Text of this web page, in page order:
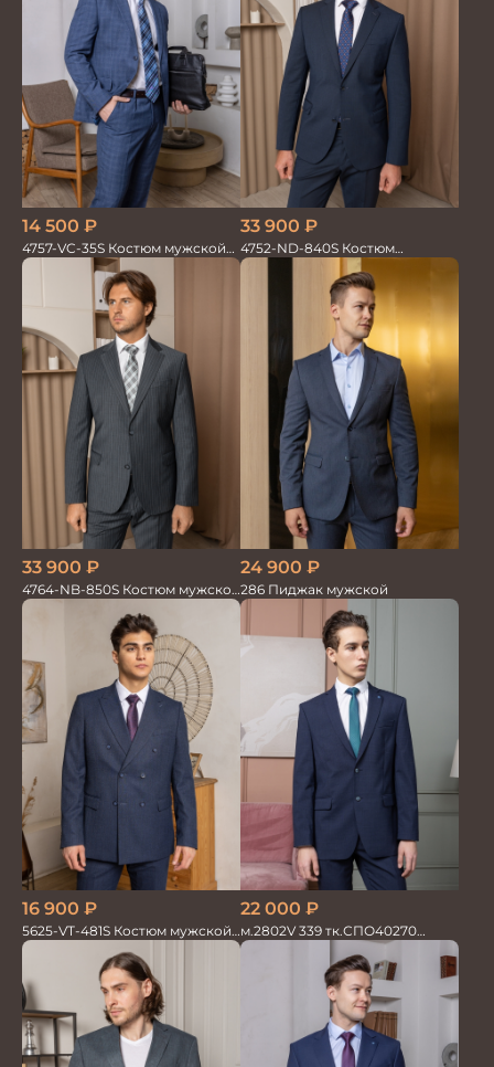
14 500 ₽
4757-VC-35S Костюм мужской
двойка
33 900 ₽
4752-ND-840S Костюм
мужской двойка
33 900 ₽
4764-NB-850S Костюм мужской
двойка в полоску
24 900 ₽
286 Пиджак мужской
16 900 ₽
5625-VT-481S Костюм мужской
двойка
22 000 ₽
м.2802V 339 тк.СПО40270
Костюм мужской